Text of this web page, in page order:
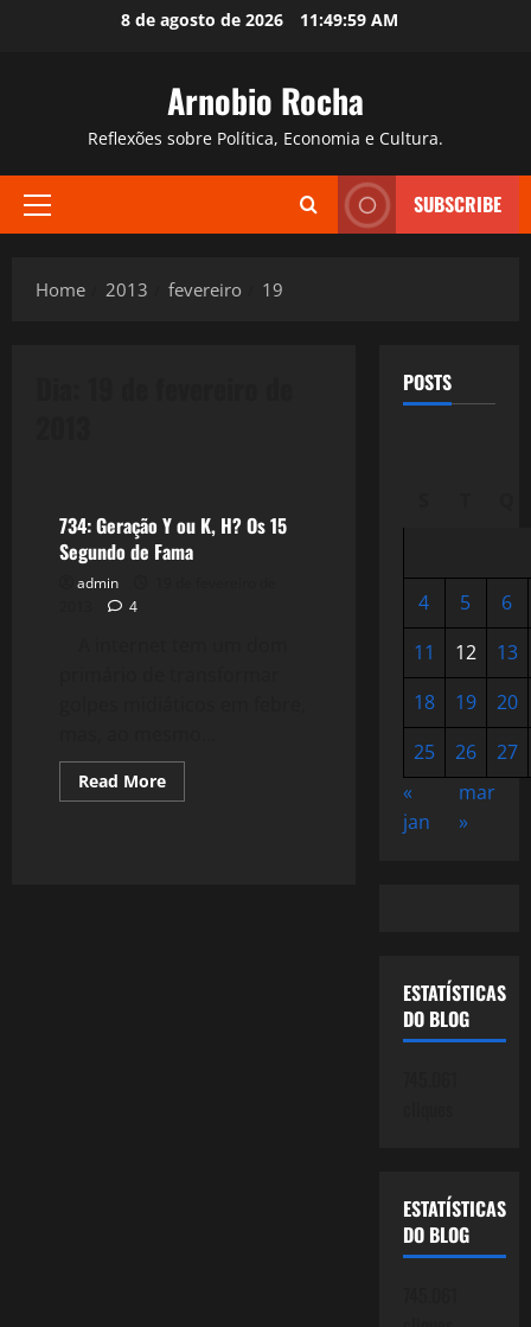
8 de agosto de 2026 11:50:00 AM
Arnobio Rocha
Reflexões sobre Política, Economia e Cultura.
Primary
SUBSCRIBE
Home 2013 fevereiro 19
734: Geração Y ou K, H? Os 15
Segundo de Fama
admin
4
Read MoreRead
more
POSTS
4 5
6
11
12
13
18
19
20
25
26
27
«
jan
mar
»
ESTATÍSTICAS
DO BLOG
ESTATÍSTICAS
DO BLOG